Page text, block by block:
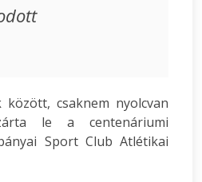
között, csaknem nyolcvan
le a centenáriumi
Sport Club Atlétikai